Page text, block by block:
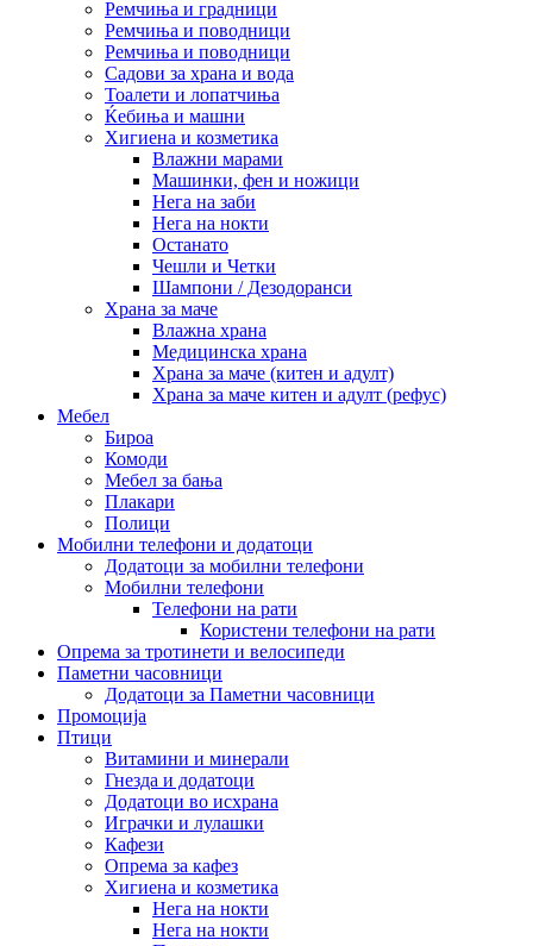
Ремчиња и градници
Ремчиња и поводници
Ремчиња и поводници
Садови за храна и вода
Тоалети и лопатчиња
Ќебиња и машни
Хигиена и козметика
Влажни марами
Машинки, фен и ножици
Нега на заби
Нега на нокти
Останато
Чешли и Четки
Шампони / Дезодоранси
Храна за маче
Влажна храна
Медицинска храна
Храна за маче (китен и адулт)
Храна за маче китен и адулт (рефус)
Мебел
Бироа
Комоди
Мебел за бања
Плакари
Полици
Мобилни телефони и додатоци
Додатоци за мобилни телефони
Мобилни телефони
Телефони на рати
Користени телефони на рати
Опрема за тротинети и велосипеди
Паметни часовници
Додатоци за Паметни часовници
Промоција
Птици
Витамини и минерали
Гнезда и додатоци
Додатоци во исхрана
Играчки и лулашки
Кафези
Опрема за кафез
Хигиена и козметика
Нега на нокти
Нега на нокти